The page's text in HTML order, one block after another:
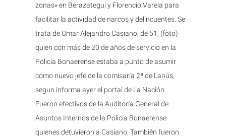
zonas» en Berazategui y Florencio Varela para
facilitar la actividad de narcos y delincuentes. Se
trata de Omar Alejandro Casiano, de 51, (foto)
quien con más de 20 de años de servicio en la
Policía Bonaerense estaba a punto de asumir
como nuevo jefe de la comisaría 2ª de Lanús,
segun informa ayer el portal de La Nación
Fueron efectivos de la Auditoría General de
Asuntos Internos de la Policía Bonaerense
quienes detuvieron a Casiano. También fueron